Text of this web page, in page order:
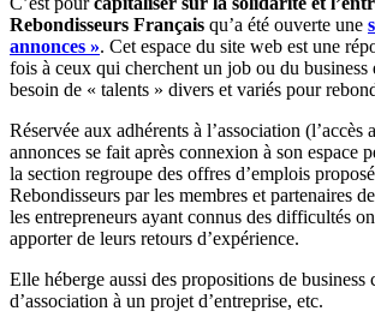
Rebondisseurs Français qu’a été ouverte une
annonces ». Cet espace du site web est une
fois à ceux qui cherchent un job ou du business
besoin de « talents » divers et variés pour
Réservée aux adhérents à l’association (l’accès
annonces se fait après connexion à son espace
la section regroupe des offres d’emplois
Rebondisseurs par les membres et partenaires
les entrepreneurs ayant connus des difficultés
apporter de leurs retours d’expérience.
Elle héberge aussi des propositions de business
d’association à un projet d’entreprise, etc.